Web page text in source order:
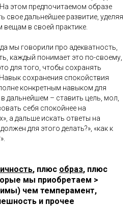
этом предпочитаемом образе
свое дальнейшее развитие, уделяя
вещам в своей практике.
мы говорили про адекватность,
каждый понимает это по-своему,
для того, чтобы сохранять
сохранения спокойствия
конкретным навыком для
дальнейшем – ставить цель, мол,
себя спокойнее на
а дальше искать ответы на
для этого делать?», «как к
, плюс образ, плюс
мы приобретаем >
чем темперамент,
и прочее